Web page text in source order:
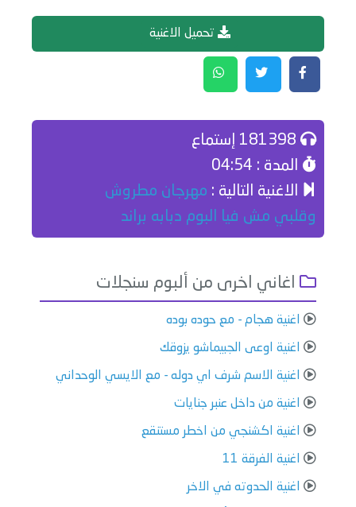
تحميل الاغنية
المدة : 04:54
الاغنية التالية : مهرجان مطروش
وقلبي مش فيا البوم دبابه براند
اغاني اخرى من ألبوم سنجلات
اغنية هجام - مع حوده بوده
اغنية اوعى الجبيماشو يزوقك
اغنية الاسم شرف اي دوله - مع الايسي الوحداني
اغنية من داخل عنبر جنايات
اغنية اكشنجي من اخطر مستنقع
اغنية الفرقة 11
اغنية الحدوته في الاخر